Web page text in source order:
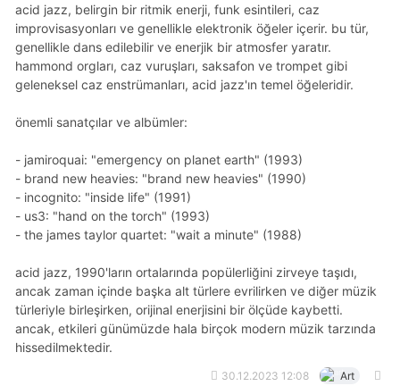
acid jazz, belirgin bir ritmik enerji, funk esintileri, caz
improvisasyonları ve genellikle elektronik öğeler içerir. bu tür,
genellikle dans edilebilir ve enerjik bir atmosfer yaratır.
hammond orgları, caz vuruşları, saksafon ve trompet gibi
geleneksel caz enstrümanları, acid jazz'ın temel öğeleridir.
önemli sanatçılar ve albümler:
- jamiroquai: "emergency on planet earth" (1993)
- brand new heavies: "brand new heavies" (1990)
- incognito: "inside life" (1991)
- us3: "hand on the torch" (1993)
- the james taylor quartet: "wait a minute" (1988)
acid jazz, 1990'ların ortalarında popülerliğini zirveye taşıdı,
ancak zaman içinde başka alt türlere evrilirken ve diğer müzik
türleriyle birleşirken, orijinal enerjisini bir ölçüde kaybetti.
ancak, etkileri günümüzde hala birçok modern müzik tarzında
hissedilmektedir.
30.12.2023 12:08 Art